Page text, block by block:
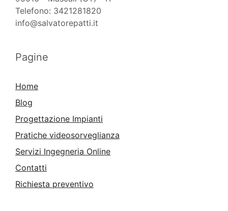
Telefono: 3421281820
info@salvatorepatti.it
Pagine
Home
Blog
Progettazione Impianti
Pratiche videosorveglianza
Servizi Ingegneria Online
Contatti
Richiesta preventivo